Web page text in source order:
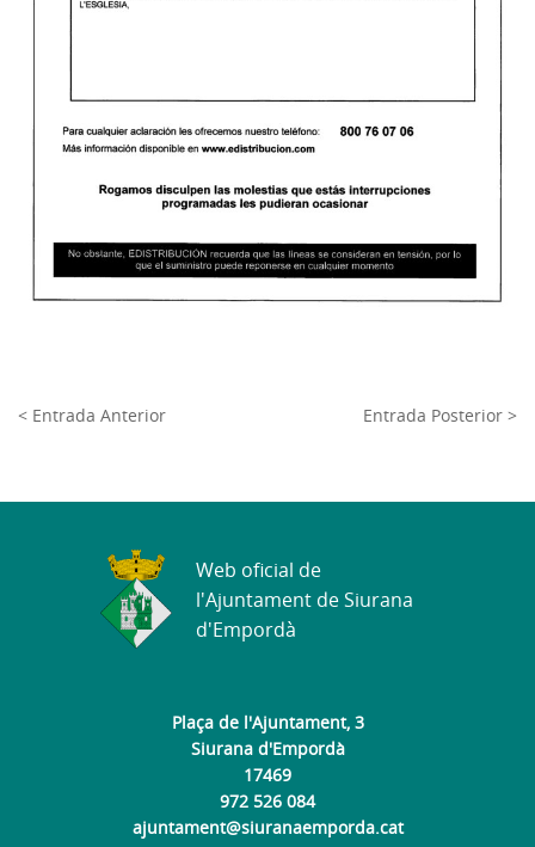
< Entrada Anterior Entrada Posterior >
Plaça de l'Ajuntament, 3
Siurana d'Empordà
17469
972 526 084
ajuntament@siuranaemporda.cat
Web oficial de
l'Ajuntament de Siurana
d'Empordà